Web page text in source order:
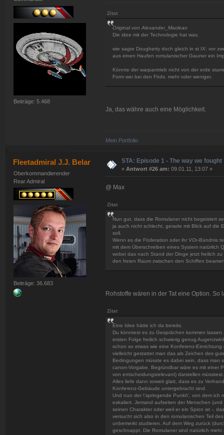
Beiträge: 5.468
Zitat
Original von Alexander_Maclean
Die idee mit der Technologie hat was.
wie sagte Dougherty doch gleich in st IX: vor
aus einen Haufen romulanischer Gauner ein
Könnte der warpantrieb nicht von der erde
Form wei bei den Föds. mehr oder weniger.
Ja, das währe auch eine Möglichkeit.
Mein Portfolio
Fleetadmiral J.J. Belar
Oberkommandierender
Rear Admiral
Beiträge: 36.683
STA: Episode 1 - The way we fought
« Antwort #26 am: 09.01.11, 13:07 »
@ Max
Zitat
Nun gut, dass die Romulaner nicht begeistert
ja auch nicht schlecht, gerade mit Blick auf die
soll.
Wenn es die Föderation oder ihr VOr-Bündnis
mit dem Überschreiben eines System natürlich
wobei das nach Stand der Dinge jetzt freilich
den freien Raum zwischen den Schiffen
Rohstoffe wären in der Tat eine Option.
Zitat
Eine Idee hätte ich da bereits.
Du könntest es zu Gesprächen kommen
ersten Folge freilich schwierig genug
schon so etwas wie eine Konferenz-
vielleicht gestattet man das als Zeichen des
Bedingungen müsste es dabei sein, dass man
canon-Vorgabe. Begründbar wäre es mit einer
von entscheidungsrelevant) darstellen müsstest.
Alles liefe dann soweit glatt, dass es zu
Konferenz-Gebäude untergebracht sind.
Und nun der \'springende Punkt\', von dem ich
eskaliert. Jemand aufseiten der Menschen
seinen Charakter oder weil er ein Spion ist -,
versucht sich also in den romulanischen Teil
unbemerkt studieren. Auf dem Weg zurück
geschnappt. Die Romulaner sind natürlich